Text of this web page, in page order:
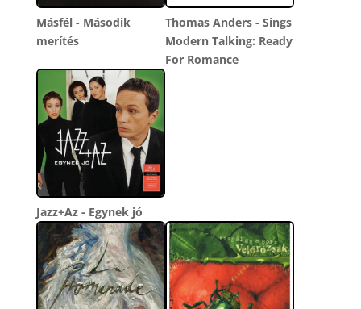
Másfél - Második
merítés
Thomas Anders - Sings
Modern Talking: Ready
For Romance
Jazz+Az - Egynek jó